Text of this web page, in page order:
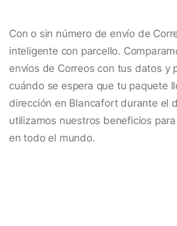
Con o sin número de envío de
inteligente con parcello.
envíos de Correos con tus datos y
cuándo se espera que tu paquete
dirección en Blancafort durante el
utilizamos nuestros beneficios
en todo el mundo.